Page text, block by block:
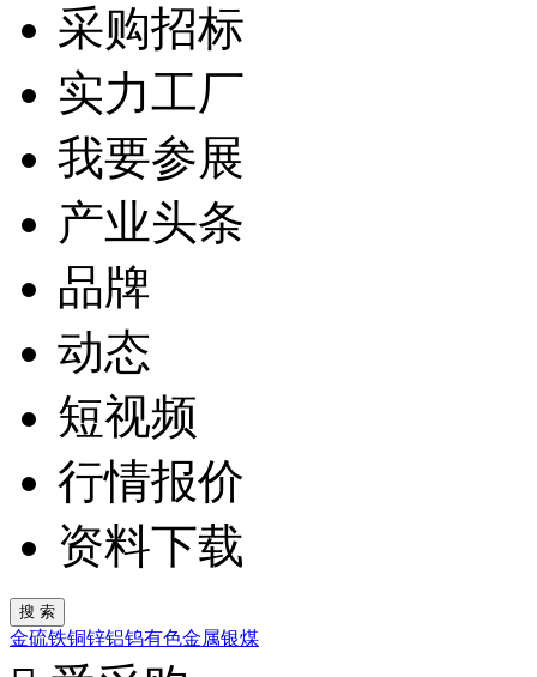
采购招标
实力工厂
我要参展
产业头条
品牌
动态
短视频
行情报价
资料下载
金硫铁铜锌铝钨有色金属银煤